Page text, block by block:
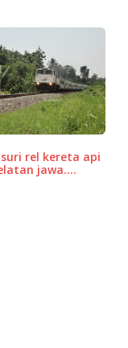
ar
e
rel kereta api
jawa.…